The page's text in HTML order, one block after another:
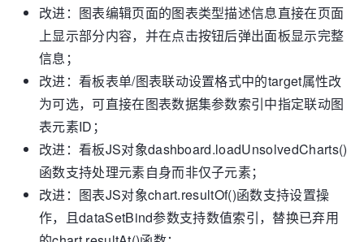
改进：图表编辑页面的图表类型描述信息直接在页面
上显示部分内容，并在点击按钮后弹出面板显示完整
信息；
改进：看板表单/图表联动设置格式中的target属性改
为可选，可直接在图表数据集参数索引中指定联动图
表元素ID；
改进：看板JS对象dashboard.loadUnsolvedCharts()
函数支持处理元素自身而非仅子元素；
改进：图表JS对象chart.resultOf()函数支持设置操
作，且dataSetBind参数支持数值索引，替换已弃用